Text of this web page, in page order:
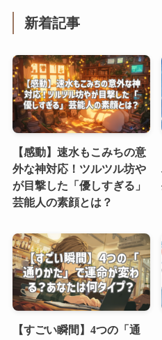
新着記事
【感動】速水もこみちの意
外な神対応！ツルツル坊や
が目撃した「優しすぎる」
芸能人の素顔とは？
【すごい瞬間】4つの「通